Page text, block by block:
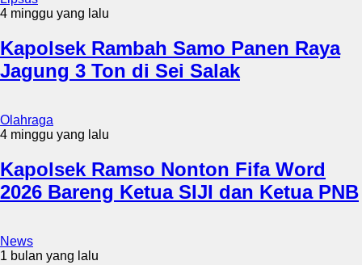
4 minggu yang lalu
Kapolsek Rambah Samo Panen Raya
Jagung 3 Ton di Sei Salak
Olahraga
4 minggu yang lalu
Kapolsek Ramso Nonton Fifa Word
2026 Bareng Ketua SIJI dan Ketua PNB
News
1 bulan yang lalu